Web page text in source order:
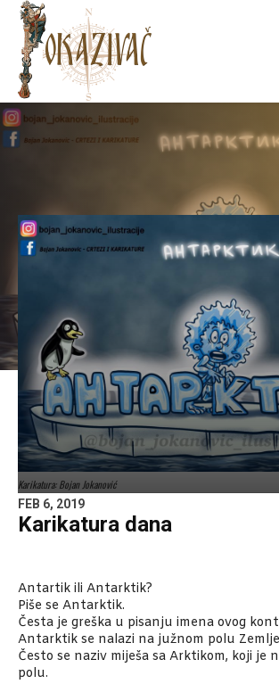
Karikatura: Bojan Jokanović
FEB 6, 2019
Karikatura dana
Antartik ili Antarktik?
Piše se Antarktik.
Česta je greška u pisanju imena ovog
Antarktik se nalazi na južnom polu
Često se naziv miješa sa Arktikom, koji je
polu.